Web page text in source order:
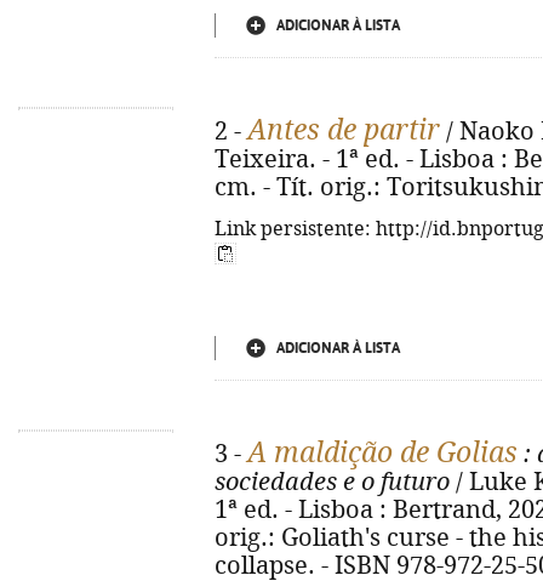
ADICIONAR À LISTA
2 -Antes de partir / Naoko
Teixeira. - 1ª ed. - Lisboa :
cm. - Tít. orig.:
Link persistente: http://
ADICIONAR À LISTA
3 -A maldição de Golias :
sociedades e o futuro / Luke
1ª ed. - Lisboa : Bertrand,
orig.: Goliath's curse - the
collapse. - ISBN 978-972-25-